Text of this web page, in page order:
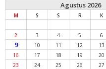
Agustus 2026
M S S R K
2
3 4 5 6
9 10 11 12 13
16
17 18 19 20
23
24 25 26 27